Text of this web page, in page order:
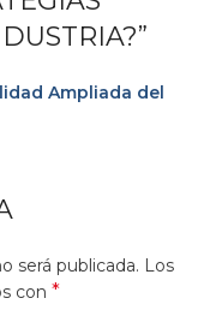
”
Ampliada del
será publicada. Los
con *